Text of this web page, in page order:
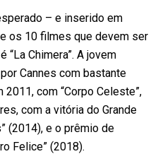
– e inserido em
os 10 filmes que devem ser
Chimera”. A jovem
Cannes com bastante
com “Corpo Celeste”,
com a vitória do Grande
(2014), e o prêmio de
Felice” (2018).